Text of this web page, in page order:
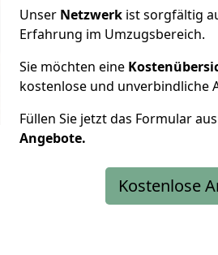
Unser Netzwerk ist sorgfältig
Erfahrung im Umzugsbereich.
Sie möchten eine
kostenlose und unverbindliche
Füllen Sie jetzt das Formular
Angebote.
Kostenlose